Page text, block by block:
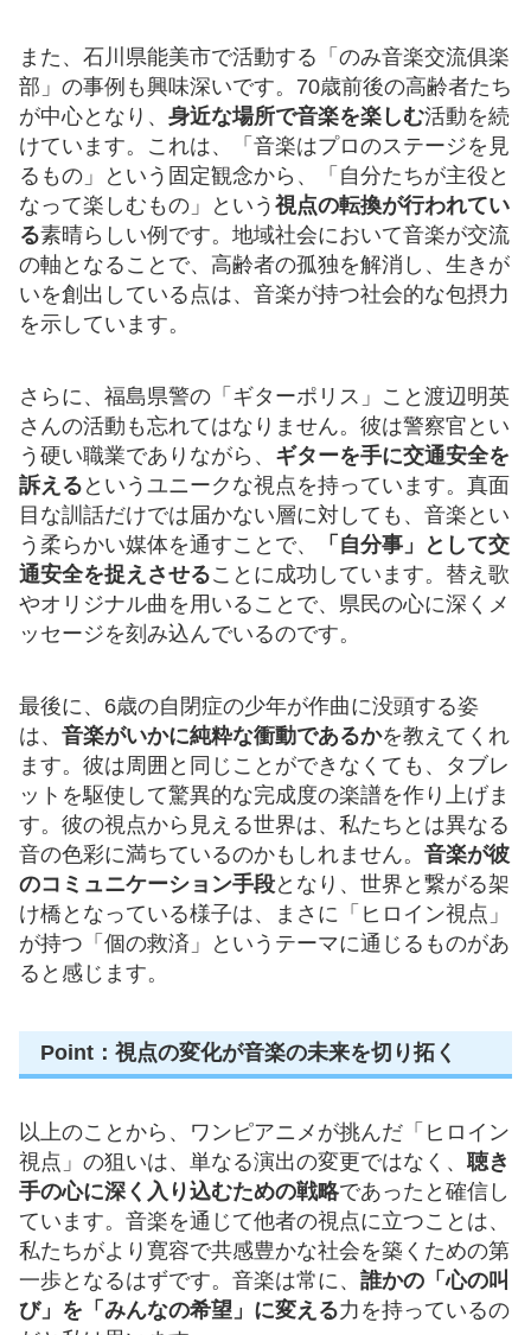
また、石川県能美市で活動する「のみ音楽交流俱楽
部」の事例も興味深いです。70歳前後の高齢者たち
が中心となり、 身近な場所で音楽を楽しむ活動を続
けています。これは、「音楽はプロのステージを見
るもの」という固定観念から、「自分たちが主役と
なって楽しむもの」という 視点の転換が行われてい
る素晴らしい例です。地域社会において音楽が交流
の軸となることで、高齢者の孤独を解消し、生きが
いを創出している点は、音楽が持つ社会的な包摂力
を示しています。
さらに、福島県警の「ギターポリス」こと渡辺明英
さんの活動も忘れてはなりません。彼は警察官とい
う硬い職業でありながら、 ギターを手に交通安全を
訴える というユニークな視点を持っています。真面
目な訓話だけでは届かない層に対しても、音楽とい
う柔らかい媒体を通すことで、
「自分事」として交
通安全を捉えさせることに成功しています。替え歌
やオリジナル曲を用いることで、県民の心に深くメ
ッセージを刻み込んでいるのです。
最後に、6歳の自閉症の少年が作曲に没頭する姿
は、 音楽がいかに純粋な衝動であるかを教えてくれ
ます。彼は周囲と同じことができなくても、タブレ
ットを駆使して驚異的な完成度の楽譜を作り上げま
す。彼の視点から見える世界は、私たちとは異なる
音の色彩に満ちているのかもしれません。 音楽が彼
のコミュニケーション手段となり、世界と繋がる架
け橋となっている様子は、まさに「ヒロイン視点」
が持つ「個の救済」というテーマに通じるものがあ
ると感じます。
Point：視点の変化が音楽の未来を切り拓く
以上のことから、ワンピアニメが挑んだ「ヒロイン
視点」の狙いは、単なる演出の変更ではなく、 聴き
手の心に深く入り込むための戦略であったと確信し
ています。音楽を通じて他者の視点に立つことは、
私たちがより寛容で共感豊かな社会を築くための第
一歩となるはずです。音楽は常に、 誰かの「心の叫
び」を「みんなの希望」に変える力を持っているの